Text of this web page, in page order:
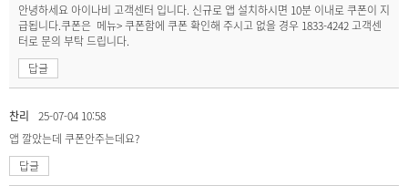
안녕하세요 아이나비 고객센터 입니다. 신규로 앱 설치하시면 10분 이내로 쿠폰이 지
급됩니다.쿠폰은 메뉴> 쿠폰함에 쿠폰 확인해 주시고 없을 경우 1833-4242 고객센
터로 문의 부탁 드립니다.
답글
찬리
25-07-04 10:58
앱 깔았는데 쿠폰안주는데요?
답글